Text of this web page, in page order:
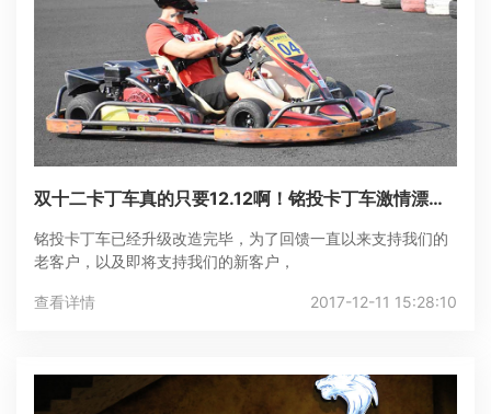
双十二卡丁车真的只要12.12啊！铭投卡丁车激情漂移
铭投卡丁车已经升级改造完毕，为了回馈一直以来支持我们的
老客户，以及即将支持我们的新客户，
查看详情 2017-12-11 15:28:10